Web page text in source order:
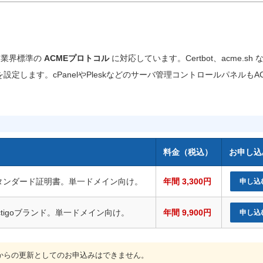
界標準の ACMEプロトコルに対応しています。Certbot、acme.sh
定します。cPanelやPleskなどのサーバ管理コントロールパネルも
料金（税込） お申し
ダード証明書。単一ドメイン向け。 年間 3,300円 申し込
ブランド。単一ドメイン向け。 年間 9,900円 申し込
の更新としてのお申込みはできません。